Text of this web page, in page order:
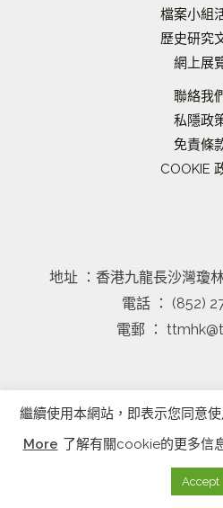
檔案小組
歷史研究
網上展
聯絡我
私隱政
免責條
COOKIE
地址 ：香港九龍長沙灣瓊
電話 ： (852)
電郵 ：
Copyright © 2026 | 基督教香
繼續使用本網站，即表示您同意
More 了解有關cookie的更多信
Accept